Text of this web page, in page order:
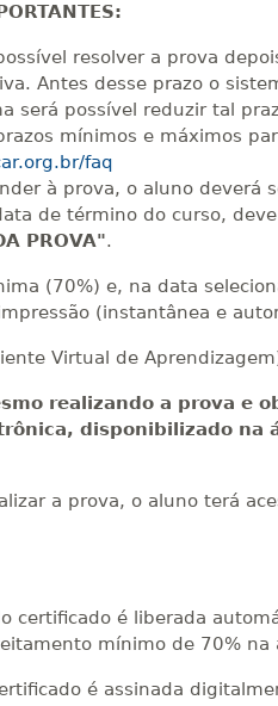
resolver a prova
Antes desse prazo o
será possível reduzir tal
mínimos e máximos
faq
à prova, o aluno deverá
de término do curso,
PROVA".
(70%) e, na data
(instantânea e
Virtual de
realizando a prova e
disponibilizado na
a prova, o aluno terá
certificado é liberada
mínimo de 70% na
é assinada